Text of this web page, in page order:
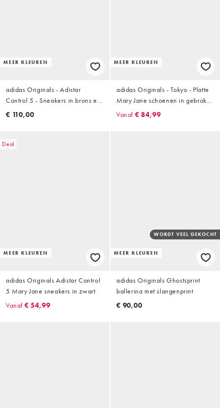
MEER KLEUREN
adidas Originals - Adistar
Control 5 - Sneakers in brons en
blauw
€ 110,00
MEER KLEUREN
adidas Originals - Tokyo - Platte
Mary Jane schoenen in gebroken
wit en babyroze
Vanaf € 84,99
Deal
MEER KLEUREN
adidas Originals Adistar Control
5 Mary Jane sneakers in zwart
Vanaf € 54,99
MEER KLEUREN
WORDT VEEL GEKOCHT
adidas Originals Ghostsprint
ballerina met slangenprint
€ 90,00